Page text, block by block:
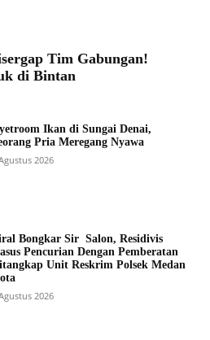
Tim Gabungan!
di Bintan
Ikan di Sungai Denai,
Pria Meregang Nyawa
2026
Bongkar Sir Salon, Residivis
Pencurian Dengan Pemberatan
Unit Reskrim Polsek Medan
2026